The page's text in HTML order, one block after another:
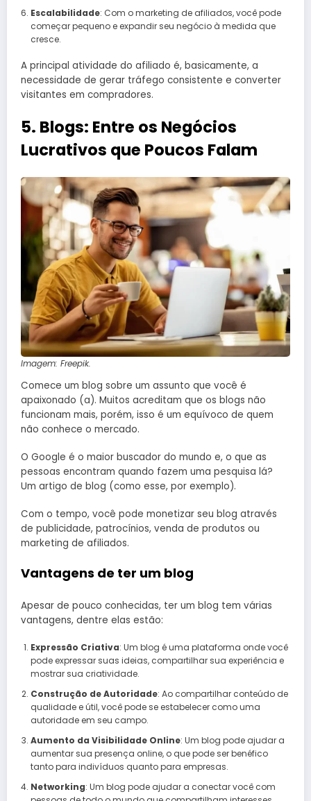
Escalabilidade: Com o marketing de afiliados, você pode
começar pequeno e expandir seu negócio à medida que
cresce.
A principal atividade do afiliado é, basicamente, a
necessidade de gerar tráfego consistente e converter
visitantes em compradores.
5. Blogs: Entre os Negócios
Lucrativos que Poucos Falam
Imagem: Freepik.
Comece um blog sobre um assunto que você é
apaixonado (a). Muitos acreditam que os blogs não
funcionam mais, porém, isso é um equívoco de quem
não conhece o mercado.
O Google é o maior buscador do mundo e, o que as
pessoas encontram quando fazem uma pesquisa lá?
Um artigo de blog (como esse, por exemplo).
Com o tempo, você pode monetizar seu blog através
de publicidade, patrocínios, venda de produtos ou
marketing de afiliados.
Vantagens de ter um blog
Apesar de pouco conhecidas, ter um blog tem várias
vantagens, dentre elas estão:
Expressão Criativa: Um blog é uma plataforma onde você
pode expressar suas ideias, compartilhar sua experiência e
mostrar sua criatividade.
Construção de Autoridade: Ao compartilhar conteúdo de
qualidade e útil, você pode se estabelecer como uma
autoridade em seu campo.
Aumento da Visibilidade Online: Um blog pode ajudar a
aumentar sua presença online, o que pode ser benéfico
tanto para indivíduos quanto para empresas.
Networking: Um blog pode ajudar a conectar você com